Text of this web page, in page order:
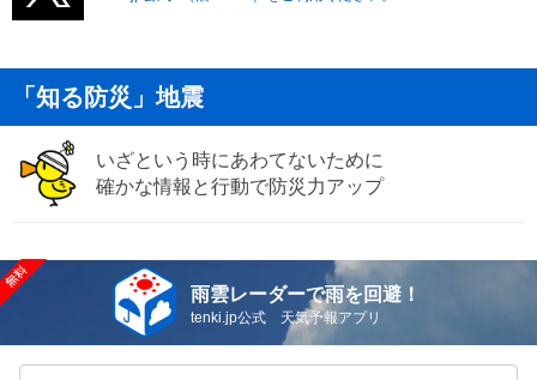
「知る防災」地震
いざという時にあわてないために
確かな情報と行動で防災力アップ
雨雲レーダーで雨を回避！
tenki.jp公式 天気予報アプリ